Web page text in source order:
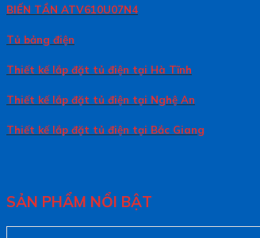
BIẾN TẦN ATV610U07N4
Tủ bảng điện
Thiết kế lắp đặt tủ điện tại Hà Tĩnh
Thiết kế lắp đặt tủ điện tại Nghệ An
Thiết kế lắp đặt tủ điện tại Bắc Giang
SẢN PHẨM NỔI BẬT